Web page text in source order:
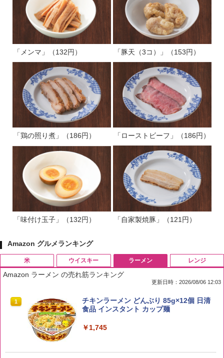
「メンマ」（132円） 「豚天（3コ）」（153円）
「鶏の照り煮」（186円） 「ローストビーフ」（186円）
「味付け玉子」（132円） 「自家製焼豚」（121円）
Amazon グルメランキング
米
1 by Amazon 国産ブレンド米 精米 5kg
ウイスキー
1
ブラックニッカ ニッカ Nikka ウィスキ
ー4000ml ブラックニッカクリア ウヰス
お得 4リットル
ラーメン
Amazon ラーメン の売れ筋ランキング
更新日時：2026/08/06 12:03
1
チキンラーメン どんぶり 85g×12個 日清
食品 インスタント カップ麺
￥1,745
レンジ